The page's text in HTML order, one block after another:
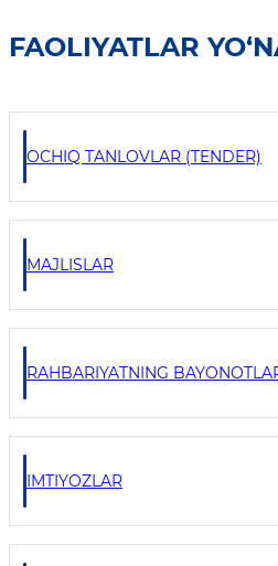
FAOLIYATLAR
OCHIQ TANLOVLAR (TENDER)
MAJLISLAR
RAHBARIYATNING
IMTIYOZLAR